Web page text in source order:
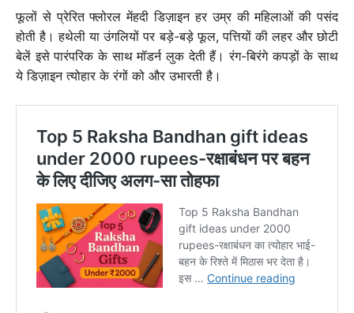
फूलों से प्रेरित फ्लोरल मेंहदी डिज़ाइन हर उम्र की महिलाओं की पसंद
होती है। हथेली या उंगलियों पर बड़े-बड़े फूल, पत्तियों की लहर और छोटी
बेलें इसे पारंपरिक के साथ मॉडर्न लुक देती हैं। रंग-बिरंगे कपड़ों के साथ
ये डिज़ाइन त्योहार के रंगों को और उभारती है।